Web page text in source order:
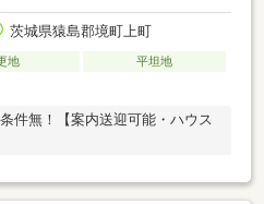
茨城県猿島郡境町上町
地
平坦地
件無！【案内送迎可能・ハウス